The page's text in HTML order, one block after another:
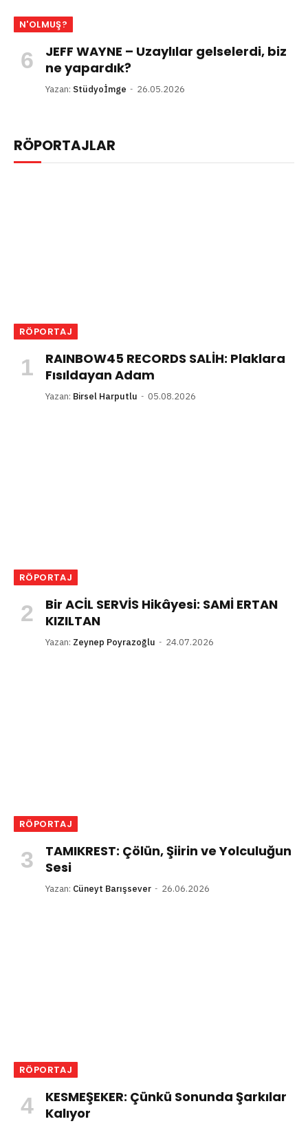
N'OLMUŞ?
JEFF WAYNE – Uzaylılar gelselerdi, biz
ne yapardık?
Yazan: Stüdyoİmge 26.05.2026
RÖPORTAJLAR
RÖPORTAJ
RAINBOW45 RECORDS SALİH: Plaklara
Fısıldayan Adam
Yazan: Birsel Harputlu 05.08.2026
RÖPORTAJ
Bir ACİL SERVİS Hikâyesi: SAMİ ERTAN
KIZILTAN
Yazan: Zeynep Poyrazoğlu 24.07.2026
RÖPORTAJ
TAMIKREST: Çölün, Şiirin ve Yolculuğun
Sesi
Yazan: Cüneyt Barışsever 26.06.2026
RÖPORTAJ
KESMEŞEKER: Çünkü Sonunda Şarkılar
Kalıyor